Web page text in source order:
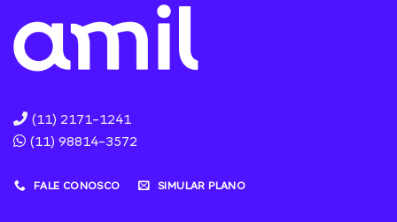
(11) 2171-1241
(11) 98814-3572
FALE CONOSCO SIMULAR PLANO